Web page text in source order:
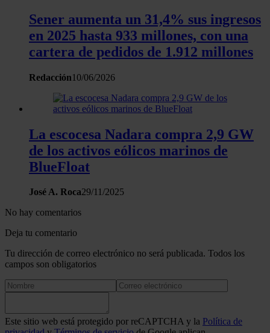
Sener aumenta un 31,4% sus ingresos
en 2025 hasta 933 millones, con una
cartera de pedidos de 1.912 millones
Redacción10/06/2026
La escocesa Nadara compra 2,9 GW
de los activos eólicos marinos de
BlueFloat
José A. Roca29/11/2025
No hay comentarios
Deja tu comentario
Tu dirección de correo electrónico no será publicada. Todos los
campos son obligatorios
Este sitio web está protegido por reCAPTCHA y la Política de